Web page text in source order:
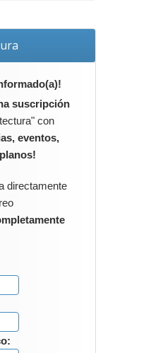
suscripción
con
eventos,
directamente